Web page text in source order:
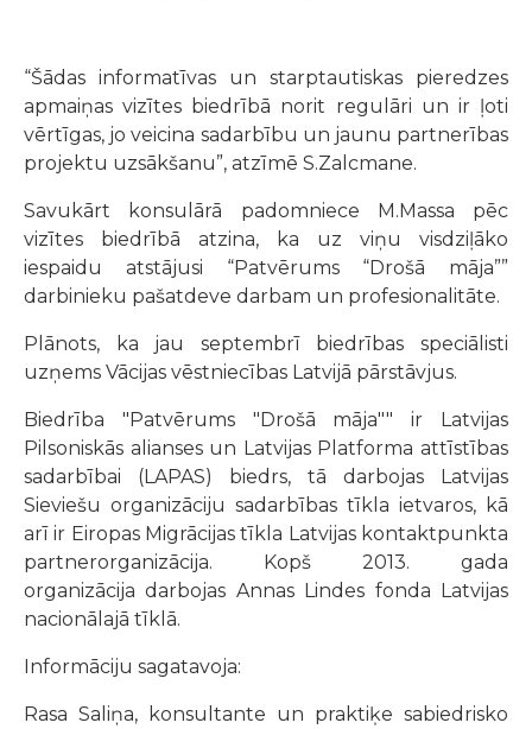
“Šādas informatīvas un starptautiskas pieredzes
apmaiņas vizītes biedrībā norit regulāri un ir ļoti
vērtīgas, jo veicina sadarbību un jaunu partnerības
projektu uzsākšanu”, atzīmē S.Zalcmane.
Savukārt konsulārā padomniece M.Massa pēc
vizītes biedrībā atzina, ka uz viņu visdziļāko
iespaidu atstājusi “Patvērums “Drošā māja””
darbinieku pašatdeve darbam un profesionalitāte.
Plānots, ka jau septembrī biedrības speciālisti
uzņems Vācijas vēstniecības Latvijā pārstāvjus.
Biedrība "Patvērums "Drošā māja"" ir Latvijas
Pilsoniskās alianses un Latvijas Platforma attīstības
sadarbībai (LAPAS) biedrs, tā darbojas Latvijas
Sieviešu organizāciju sadarbības tīkla ietvaros, kā
arī ir Eiropas Migrācijas tīkla Latvijas kontaktpunkta
partnerorganizācija. Kopš 2013. gada
organizācija darbojas Annas Lindes fonda Latvijas
nacionālajā tīklā.
Informāciju sagatavoja:
Rasa Saliņa, konsultante un praktiķe sabiedrisko